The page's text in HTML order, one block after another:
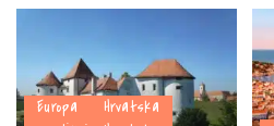
Europa
Hrvatska